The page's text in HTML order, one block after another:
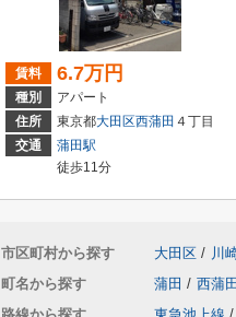
賃料 6.7万円
種別
アパート
住所
東京都大田区西蒲田 ４丁目
交通
蒲田駅
徒歩11分
市区町村から探す 大田区 / 川
町名から探す
蒲田 / 西蒲田